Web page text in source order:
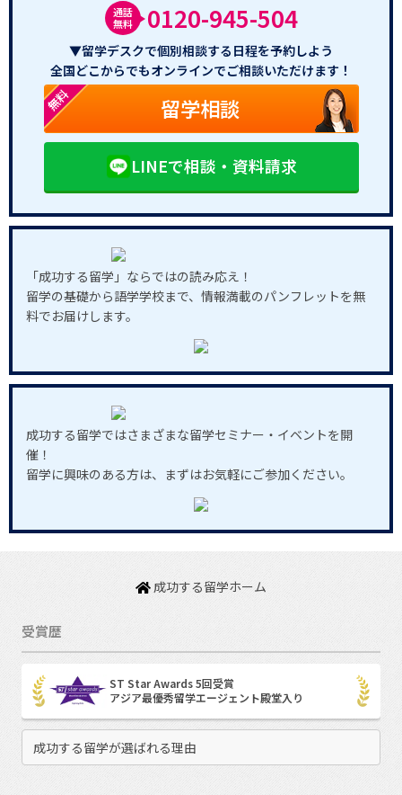
通話
無料
0120-945-504
▼留学デスクで個別相談する日程を予約しよう
全国どこからでもオンラインでご相談いただけます！
無料 留学相談
LINEで相談・資料請求
「成功する留学」ならではの読み応え！
留学の基礎から語学学校まで、情報満載のパンフレットを無
料でお届けします。
成功する留学ではさまざまな留学セミナー・イベントを開
催！
留学に興味のある方は、まずはお気軽にご参加ください。
成功する留学ホーム
受賞歴
ST Star Awards 5回受賞
アジア最優秀留学エージェント殿堂入り
成功する留学が選ばれる理由